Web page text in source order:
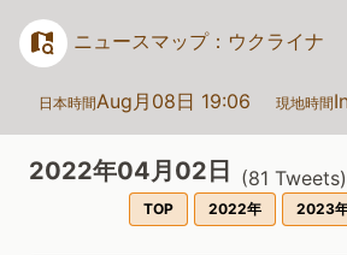
ニュースマップ：ウクライナ
日本時間Aug月08日 19:06 現地時間
2022年04月02日 (81 Tweets)
TOP 2022年 2023